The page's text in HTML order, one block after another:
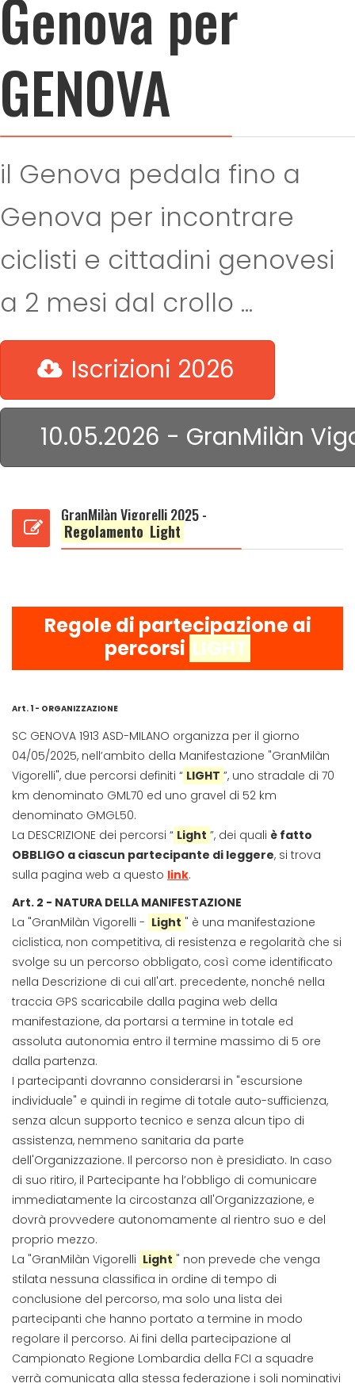
Genova per
GENOVA
il Genova pedala fino a
Genova per incontrare
ciclisti e cittadini genovesi
a 2 mesi dal crollo ...
Iscrizioni 2026
10.05.2026 - GranMilàn
GranMilàn Vigorelli 2025 -
Regolamento Light
Regole di partecipazione ai
percorsi LIGHT
Art. 1 - ORGANIZZAZIONE
SC GENOVA 1913 ASD-MILANO organizza per il giorno
04/05/2025, nell’ambito della Manifestazione "GranMilàn
Vigorelli", due percorsi definiti “ LIGHT ”, uno stradale di 70
km denominato GML70 ed uno gravel di 52 km
denominato GMGL50.
La DESCRIZIONE dei percorsi “ Light ”, dei quali è fatto
OBBLIGO a ciascun partecipante di leggere, si trova
sulla pagina web a questo link.
Art. 2 - NATURA DELLA MANIFESTAZIONE
La "GranMilàn Vigorelli - Light " è una manifestazione
ciclistica, non competitiva, di resistenza e regolarità che si
svolge su un percorso obbligato, così come identificato
nella Descrizione di cui all'art. precedente, nonché nella
traccia GPS scaricabile dalla pagina web della
manifestazione, da portarsi a termine in totale ed
assoluta autonomia entro il termine massimo di 5 ore
dalla partenza.
I partecipanti dovranno considerarsi in "escursione
individuale" e quindi in regime di totale auto-sufficienza,
senza alcun supporto tecnico e senza alcun tipo di
assistenza, nemmeno sanitaria da parte
dell'Organizzazione. Il percorso non è presidiato. In caso
di suo ritiro, il Partecipante ha l’obbligo di comunicare
immediatamente la circostanza all'Organizzazione, e
dovrà provvedere autonomamente al rientro suo e del
proprio mezzo.
La "GranMilàn Vigorelli Light " non prevede che venga
stilata nessuna classifica in ordine di tempo di
conclusione del percorso, ma solo una lista dei
partecipanti che hanno portato a termine in modo
regolare il percorso. Ai fini della partecipazione al
Campionato Regione Lombardia della FCI a squadre
verrà comunicata alla stessa federazione i soli nominativi